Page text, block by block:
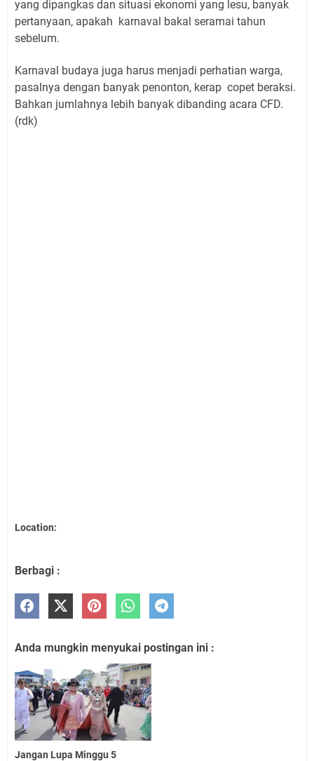
yang dipangkas dan situasi ekonomi yang lesu, banyak
pertanyaan, apakah karnaval bakal seramai tahun
sebelum.
Karnaval budaya juga harus menjadi perhatian warga,
pasalnya dengan banyak penonton, kerap copet beraksi.
Bahkan jumlahnya lebih banyak dibanding acara CFD.
(rdk)
Location:
Berbagi :
Anda mungkin menyukai postingan ini :
Jangan Lupa Minggu 5